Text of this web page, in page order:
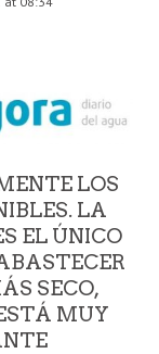
LOS
LA
EL ÚNICO
SECO,
MUY